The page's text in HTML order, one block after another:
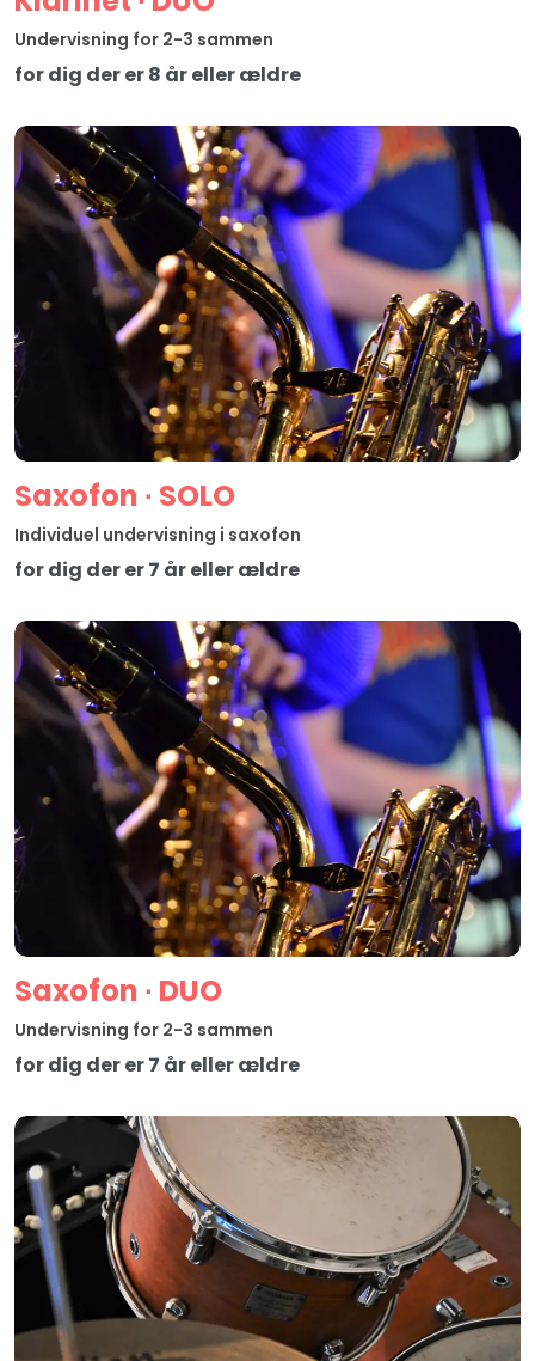
Undervisning for 2-3 sammen
for dig der er 8 år eller ældre
Saxofon ∙ SOLO
Individuel undervisning i saxofon
for dig der er 7 år eller ældre
Saxofon ∙ DUO
Undervisning for 2-3 sammen
for dig der er 7 år eller ældre